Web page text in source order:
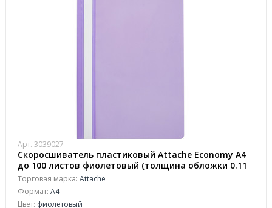
Арт. 3039027
Скоросшиватель пластиковый Attache Economy A4
до 100 листов фиолетовый (толщина обложки 0.11
мм, 10 штук в упаковке)
Торговая марка: Attache
Формат: А4
Цвет: фиолетовый